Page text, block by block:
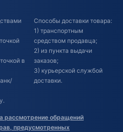
в
Способы доставки товара:
1) транспортным
средством продавца;
2) из пункта выдачи
заказов;
3) курьерской службой
доставки.
рассмотрение обращений
предусмотренных